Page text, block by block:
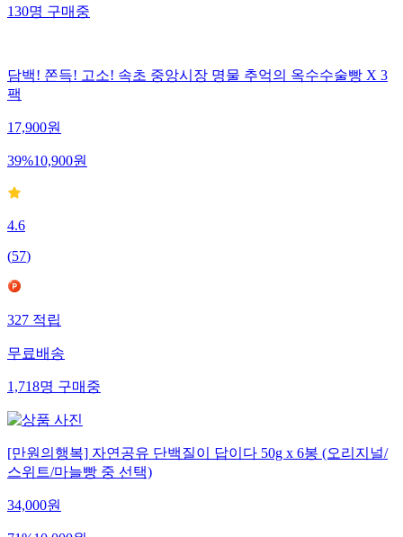
130명구매중
담백! 쫀득! 고소! 속초 중앙시장 명물 추억의 옥수수술빵 X 3
팩
17,900원
39%10,900원
4.6
(57)
327적립
무료배송
1,718명구매중
[만원의행복] 자연공유 단백질이 답이다 50g x 6봉 (오리지널/
스위트/마늘빵 중 선택)
34,000원